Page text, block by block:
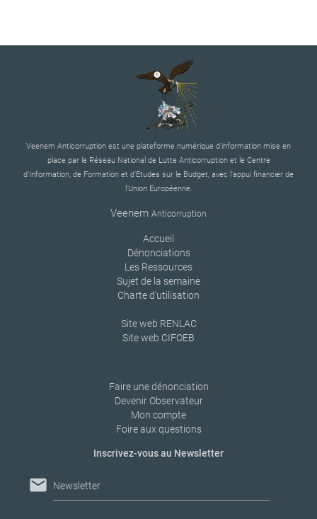
Veenem Anticorruption est une plateforme numérique d’information mise en
place par le Réseau National de Lutte Anticorruption et le Centre
d’Information, de Formation et d’Etudes sur le Budget, avec l’appui financier de
l’Union Européenne.
Veenem Anticorruption
Accueil
Dénonciations
Les Ressources
Sujet de la semaine
Charte d’utilisation
Site web RENLAC
Site web CIFOEB
Faire une dénonciation
Devenir Observateur
Mon compte
Foire aux questions
Inscrivez-vous au Newsletter
mail Newsletter